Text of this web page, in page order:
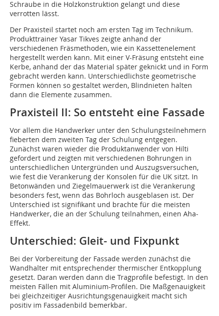
Schraube in die Holzkonstruktion gelangt und diese
verrotten lässt.
Der Praxisteil startet noch am ersten Tag im Technikum.
Produkttrainer Yasar Tikves zeigte anhand der
verschiedenen Fräsmethoden, wie ein Kassettenelement
hergestellt werden kann. Mit einer V-Fräsung entsteht eine
Kerbe, anhand der das Material später geknickt und in Form
gebracht werden kann. Unterschiedlichste geometrische
Formen können so gestaltet werden, Blindnieten halten
dann die Elemente zusammen.
Praxisteil II: So entsteht eine Fassade
Vor allem die Handwerker unter den Schulungsteilnehmern
fieberten dem zweiten Tag der Schulung entgegen.
Zunächst waren wieder die Produktanwender von Hilti
gefordert und zeigten mit verschiedenen Bohrungen in
unterschiedlichen Untergründen und Auszugsversuchen,
wie fest die Verankerung der Konsolen für die UK sitzt. In
Betonwänden und Ziegelmauerwerk ist die Verankerung
besonders fest, wenn das Bohrloch ausgeblasen ist. Der
Unterschied ist signifikant und brachte für die meisten
Handwerker, die an der Schulung teilnahmen, einen Aha-
Effekt.
Unterschied: Gleit- und Fixpunkt
Bei der Vorbereitung der Fassade werden zunächst die
Wandhalter mit entsprechender thermischer Entkopplung
gesetzt. Daran werden dann die Tragprofile befestigt. In den
meisten Fällen mit Aluminium-Profilen. Die Maßgenauigkeit
bei gleichzeitiger Ausrichtungsgenauigkeit macht sich
positiv im Fassadenbild bemerkbar.